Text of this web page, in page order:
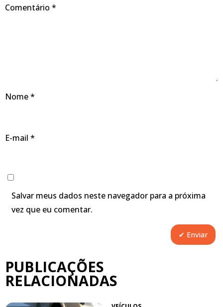
Comentário *
Nome*
E-mail *
Salvar meus dados neste navegador para a próxima
vez que eu comentar.
PUBLICAÇÕES
RELACIONADAS